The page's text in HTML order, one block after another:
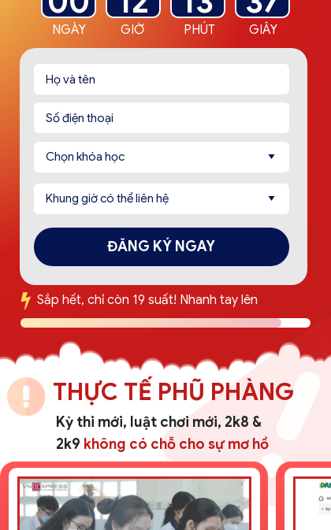
ĐĂNG KÝ NGAY
Sắp hết, chỉ còn 19 suất! Nhanh tay lên
NGÀY GIỜ PHÚT GIÂY
THỰC TẾ PHŨ PHÀNG
Kỳ thi mới, luật chơi mới, 2k8 &
2k9 không có chỗ cho sự mơ hồ